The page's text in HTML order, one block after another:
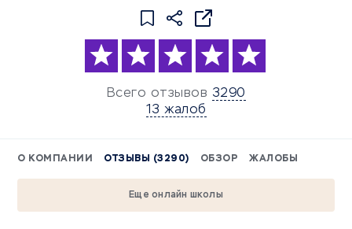
Всего отзывов 3290
13 жалоб
О КОМПАНИИ ОТЗЫВЫ (3290) ОБЗОР ЖАЛОБЫ
Еще онлайн школы